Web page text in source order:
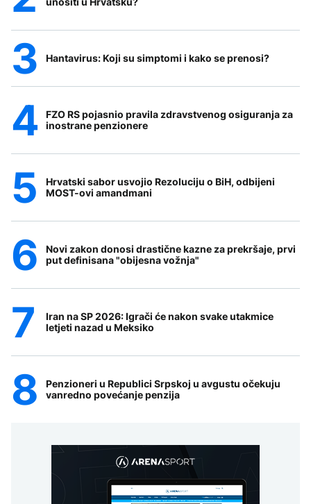
Hantavirus: Koji su simptomi i kako se prenosi?
FZO RS pojasnio pravila zdravstvenog osiguranja za
inostrane penzionere
Hrvatski sabor usvojio Rezoluciju o BiH, odbijeni
MOST-ovi amandmani
Novi zakon donosi drastične kazne za prekršaje, prvi
put definisana "obijesna vožnja"
Iran na SP 2026: Igrači će nakon svake utakmice
letjeti nazad u Meksiko
Penzioneri u Republici Srpskoj u avgustu očekuju
vanredno povećanje penzija